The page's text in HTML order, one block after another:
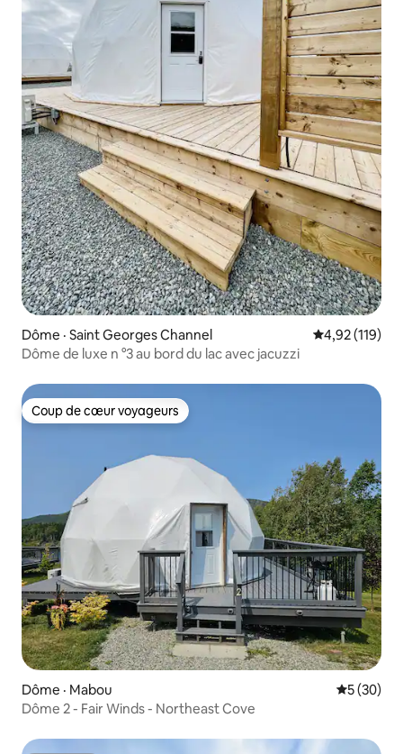
Dôme · Saint Georges Channel Note
4,92 (119)
Dôme de luxe n °3 au bord du lac avec jacuzzi
Coup de cœur voyageurs
Coup de cœur voyageurs
Dôme · Mabou Note
5 (30)
Dôme 2 - Fair Winds - Northeast Cove